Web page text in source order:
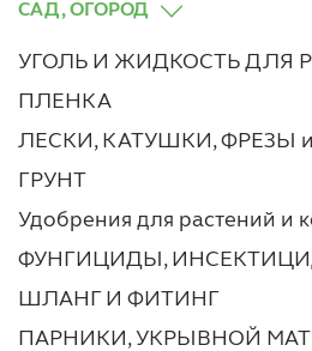
САД, ОГОРОД
УГОЛЬ И ЖИДКОСТЬ ДЛЯ
ПЛЕНКА
ЛЕСКИ, КАТУШКИ, ФРЕЗЫ и
ГРУНТ
Удобрения для растений и
ФУНГИЦИДЫ,
ШЛАНГ И ФИТИНГ
ПАРНИКИ, УКРЫВНОЙ